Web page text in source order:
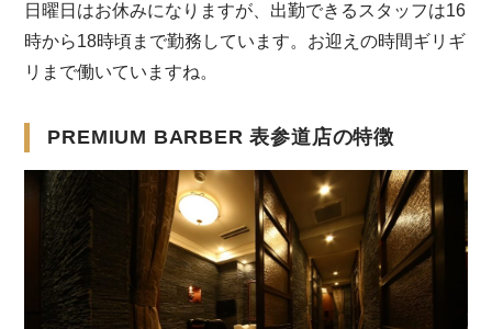
日曜日はお休みになりますが、出勤できるスタッフは16
時から18時頃まで勤務しています。お迎えの時間ギリギ
リまで働いていますね。
PREMIUM BARBER 表参道店の特徴